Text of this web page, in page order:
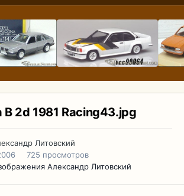
B 2d 1981 Racing43.jpg
Литовский
725 просмотров
Александр Литовский